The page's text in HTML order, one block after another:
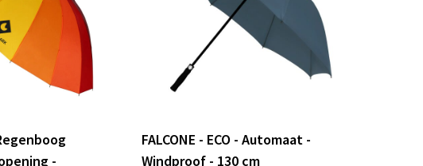
-
FALCONE - ECO - Automaat -
Windproof - 130 cm